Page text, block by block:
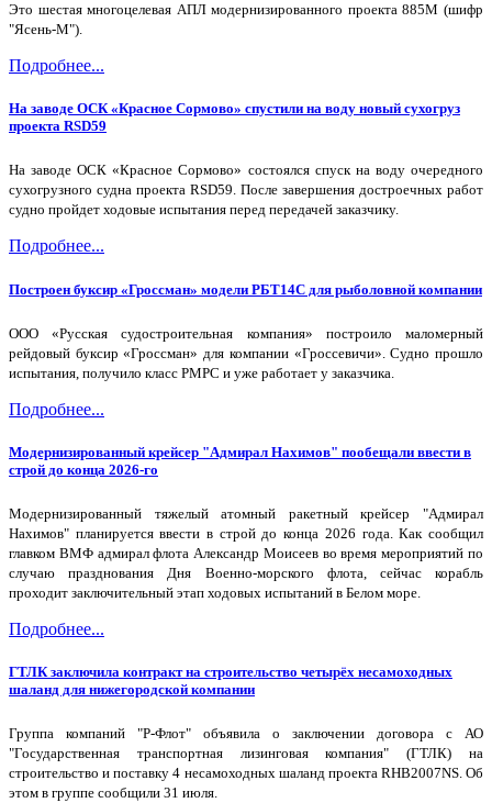
Это шестая многоцелевая АПЛ модернизированного проекта 885М (шифр
"Ясень-М").
Подробнее...
На заводе ОСК «Красное Сормово» спустили на воду новый сухогруз
проекта RSD59
На заводе ОСК «Красное Сормово» состоялся спуск на воду очередного
сухогрузного судна проекта RSD59. После завершения достроечных работ
судно пройдет ходовые испытания перед передачей заказчику.
Подробнее...
Построен буксир «Гроссман» модели РБТ14С для рыболовной компании
ООО «Русская судостроительная компания» построило маломерный
рейдовый буксир «Гроссман» для компании «Гроссевичи». Судно прошло
испытания, получило класс РМРС и уже работает у заказчика.
Подробнее...
Модернизированный крейсер "Адмирал Нахимов" пообещали ввести в
строй до конца 2026-го
Модернизированный тяжелый атомный ракетный крейсер "Адмирал
Нахимов" планируется ввести в строй до конца 2026 года. Как сообщил
главком ВМФ адмирал флота Александр Моисеев во время мероприятий по
случаю празднования Дня Военно-морского флота, сейчас корабль
проходит заключительный этап ходовых испытаний в Белом море.
Подробнее...
ГТЛК заключила контракт на строительство четырёх несамоходных
шаланд для нижегородской компании
Группа компаний "Р-Флот" объявила о заключении договора с АО
"Государственная транспортная лизинговая компания" (ГТЛК) на
строительство и поставку 4 несамоходных шаланд проекта RHB2007NS. Об
этом в группе сообщили 31 июля.